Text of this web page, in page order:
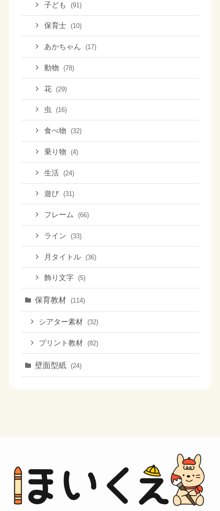
子ども (91)
保育士 (10)
あかちゃん (17)
動物 (78)
花 (29)
虫 (16)
食べ物 (32)
乗り物 (4)
生活 (24)
遊び (31)
フレーム (66)
ライン (33)
月タイトル (36)
飾り文字 (5)
保育教材 (114)
シアター素材 (32)
プリント教材 (82)
壁面型紙 (24)